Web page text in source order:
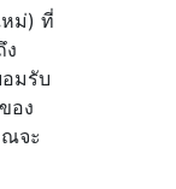
ม่) ที่
ง
มรับ
อง
จะ